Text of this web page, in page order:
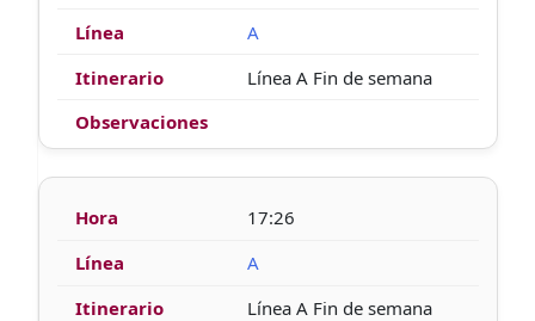
A
Línea A Fin de semana
17:26
A
Línea A Fin de semana